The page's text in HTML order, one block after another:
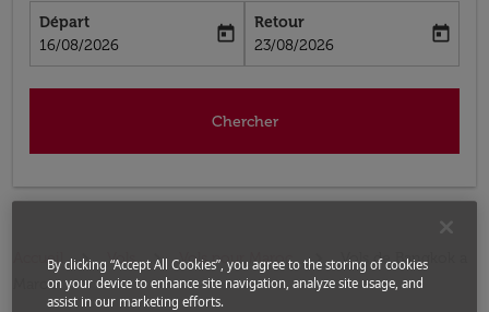
Départ
fc-booking-departure-date-aria-label
16/08/2026
today
Retour
fc-booking-return-date-aria-label
23/08/2026
today
Chercher
Accueil Vols Vols pour Maroc
Vols de Bangkok a
Maroc
By clicking “Accept All Cookies”, you agree to the storing of cookies
on your device to enhance site navigation, analyze site usage, and
assist in our marketing efforts.